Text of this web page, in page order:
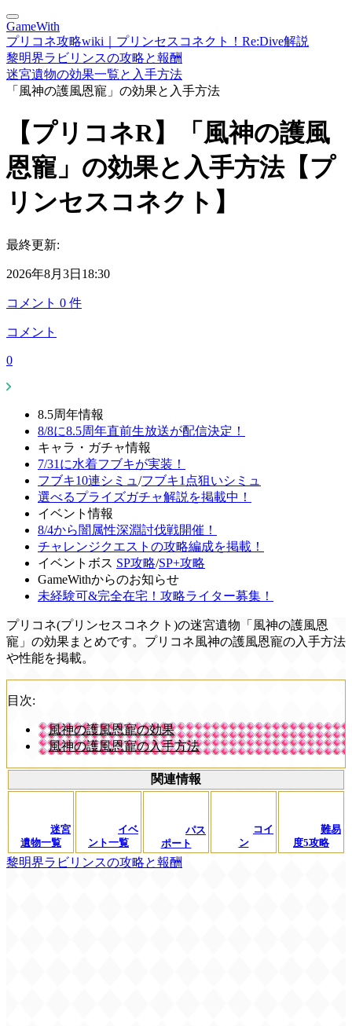
GameWith
プリコネ攻略wiki｜プリンセスコネクト！Re:Dive解説
黎明界ラビリンスの攻略と報酬
迷宮遺物の効果一覧と入手方法
「風神の護風恩寵」の効果と入手方法
【プリコネR】「風神の護風
恩寵」の効果と入手方法【プ
リンセスコネクト】
最終更新:
2026年8月3日18:30
コメント 0 件
コメント
0
8.5周年情報
8/8に8.5周年直前生放送が配信決定！
キャラ・ガチャ情報
7/31に水着フブキが実装！
フブキ10連シミュ /フブキ1点狙いシミュ
選べるプライズガチャ解説を掲載中！
イベント情報
8/4から闇属性深淵討伐戦開催！
チャレンジクエストの攻略編成を掲載！
イベントボス SP攻略/SP+攻略
GameWithからのお知らせ
未経験可&完全在宅！攻略ライター募集！
プリコネ(プリンセスコネクト)の迷宮遺物「風神の護風恩
寵」の効果まとめです。プリコネ風神の護風恩寵の入手方法
や性能を掲載。
目次:
風神の護風恩寵の効果
風神の護風恩寵の入手方法
関連情報
迷宮
遺物一覧
イベ
ント一覧
パス
ポート
コイ
ン
難易
度5攻略
黎明界ラビリンスの攻略と報酬